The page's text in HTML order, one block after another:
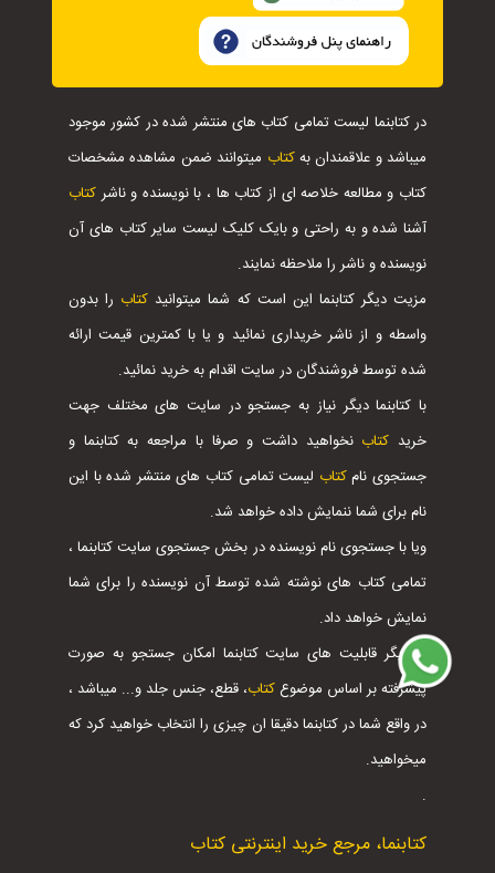
کتابنما، مرجع خرید اینترنتی کتاب
در کتابنما لیست تمامی کتاب های منتشر شده در کشور موجود
میباشد و علاقمندان بهکتاب میتوانند ضمن مشاهده مشخصات
کتاب و مطالعه خلاصه ای از کتاب ها ، با نویسنده و ناشر کتاب
آشنا شده و به راحتی و بایک کلیک لیست سایر کتاب های آن
نویسنده و ناشر را ملاحظه نمایند.
مزیت دیگر کتابنما این است که شما میتوانید کتاب را بدون
واسطه و از ناشر خریداری نمائید و یا با کمترین قیمت ارائه
شده توسط فروشندگان در سایت اقدام به خرید نمائید.
با کتابنما دیگر نیاز به جستجو در سایت های مختلف جهت
خرید کتابنخواهید داشت و صرفا با مراجعه به کتابنما و
جستجوی نامکتاب لیست تمامی کتاب های منتشر شده با این
نام برای شما ننمایش داده خواهد شد.
ویا با جستجوی نام نویسنده در بخش جستجوی سایت کتابنما ،
تمامی کتاب های نوشته شده توسط آن نویسنده را برای شما
نمایش خواهد داد.
از دیگر قابلیت های سایت کتابنما امکان جستجو به صورت
پیشرفته بر اساس موضوع کتاب، قطع، جنس جلد و... میباشد ،
در واقع شما در کتابنما دقیقا ان چیزی را انتخاب خواهید کرد که
میخواهید.
.